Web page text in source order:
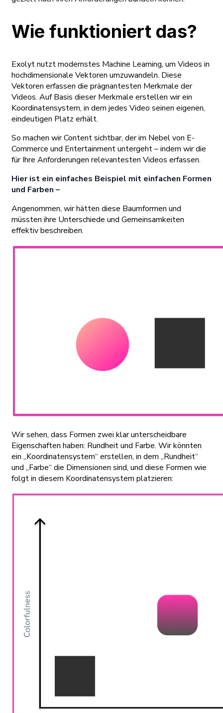
Wie funktioniert das?
Exolyt nutzt modernstes Machine Learning, um Videos in
hochdimensionale Vektoren umzuwandeln. Diese
Vektoren erfassen die prägnantesten Merkmale der
Videos. Auf Basis dieser Merkmale erstellen wir ein
Koordinatensystem, in dem jedes Video seinen eigenen,
eindeutigen Platz erhält.
So machen wir Content sichtbar, der im Nebel von E-
Commerce und Entertainment untergeht – indem wir die
für Ihre Anforderungen relevantesten Videos erfassen.
Hier ist ein einfaches Beispiel mit einfachen Formen
und Farben –
Angenommen, wir hätten diese Baumformen und
müssten ihre Unterschiede und Gemeinsamkeiten
effektiv beschreiben.
Wir sehen, dass Formen zwei klar unterscheidbare
Eigenschaften haben: Rundheit und Farbe. Wir könnten
ein „Koordinatensystem“ erstellen, in dem „Rundheit“
und „Farbe“ die Dimensionen sind, und diese Formen wie
folgt in diesem Koordinatensystem platzieren: